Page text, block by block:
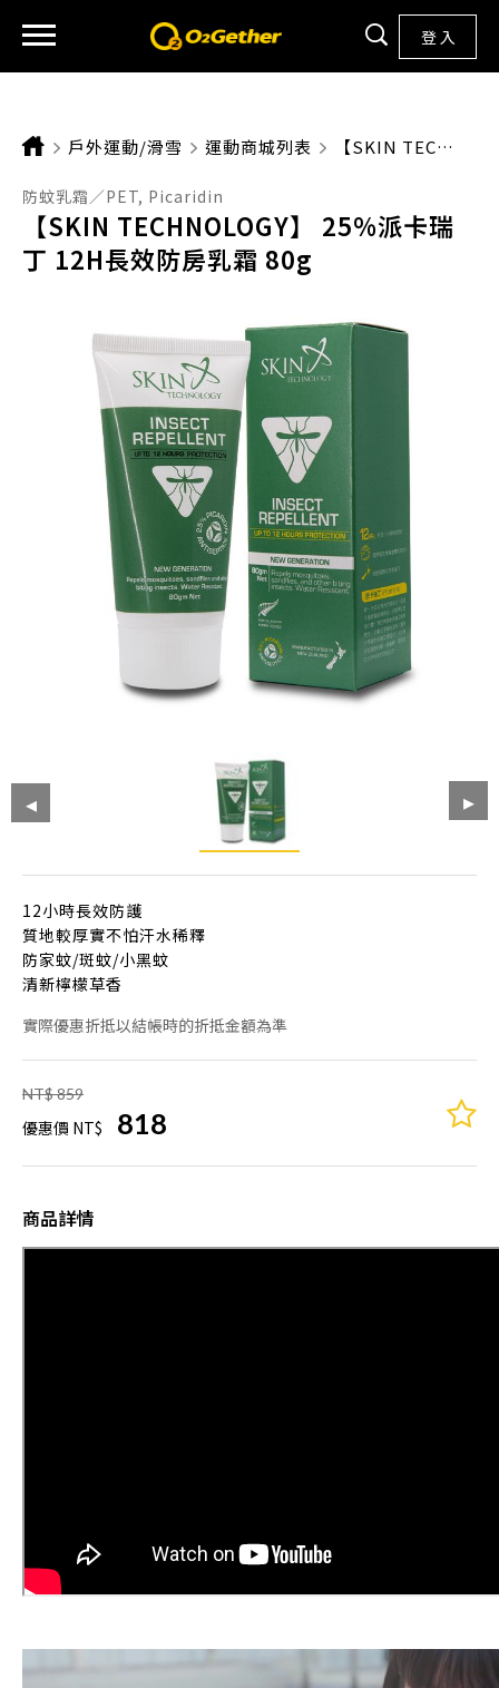
登 入
戶外運動/滑雪 運動商城列表 CURRENT: 【SKIN TECHNOLOGY】 25%派卡瑞丁 12H長效防房乳霜 80G
防蚊乳霜／PET, Picaridin
【SKIN TECHNOLOGY】 25%派卡瑞
丁 12H長效防房乳霜 80g
12小時長效防護
質地較厚實不怕汗水稀釋
防家蚊/斑蚊/小黑蚊
清新檸檬草香
實際優惠折抵以結帳時的折抵金額為準
NT$ 859
優惠價 NT$ 818
商品詳情